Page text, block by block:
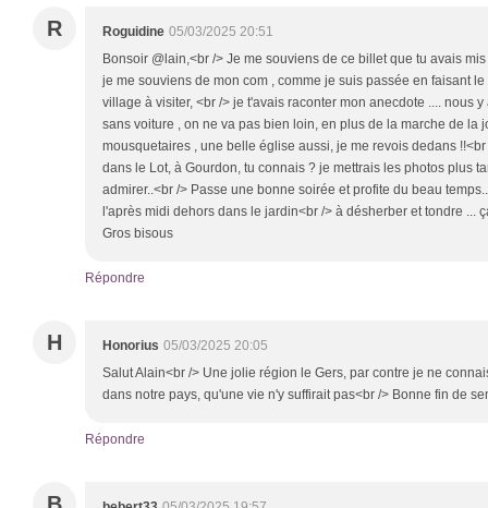
R Roguidine 05/03/2025 20:51
Bonsoir @lain,<br /> Je me souviens de ce billet que tu avais
je me souviens de mon com , comme je suis passée en faisant
village à visiter, <br /> je t'avais raconter mon anecdote .... nous
sans voiture , on ne va pas bien loin, en plus de la marche de la
mousquetaires , une belle église aussi, je me revois dedans
dans le Lot, à Gourdon, tu connais ? je mettrais les photos plus
admirer..<br /> Passe une bonne soirée et profite du beau
l'après midi dehors dans le jardin<br /> à désherber et tondre ...
Gros bisous
Répondre
H Honorius 05/03/2025 20:05
Salut Alain<br /> Une jolie région le Gers, par contre je ne
dans notre pays, qu'une vie n'y suffirait pas<br /> Bonne fin de
Répondre
B